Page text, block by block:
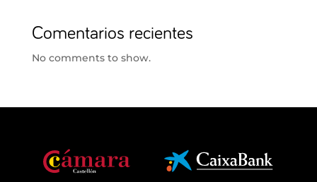
Comentarios recientes
No comments to show.